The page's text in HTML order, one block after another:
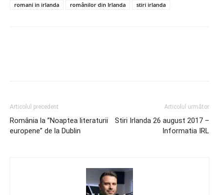
romani in irlanda
românilor din Irlanda stiri irlanda
Articolul precedent
România la ”Noaptea literaturii
europene” de la Dublin
Articolul următor
Stiri Irlanda 26 august 2017 –
Informatia IRL